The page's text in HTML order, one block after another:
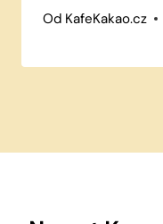
Od KafeKakao.cz